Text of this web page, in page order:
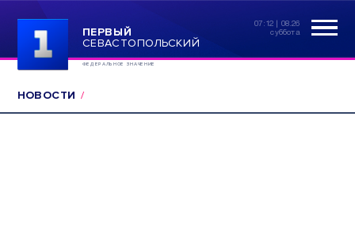
ПЕРВЫЙ
СЕВАСТОПОЛЬСКИЙ
ФЕДЕРАЛЬНОЕ ЗНАЧЕНИЕ
07:12 | 08.26
суббота
НОВОСТИ